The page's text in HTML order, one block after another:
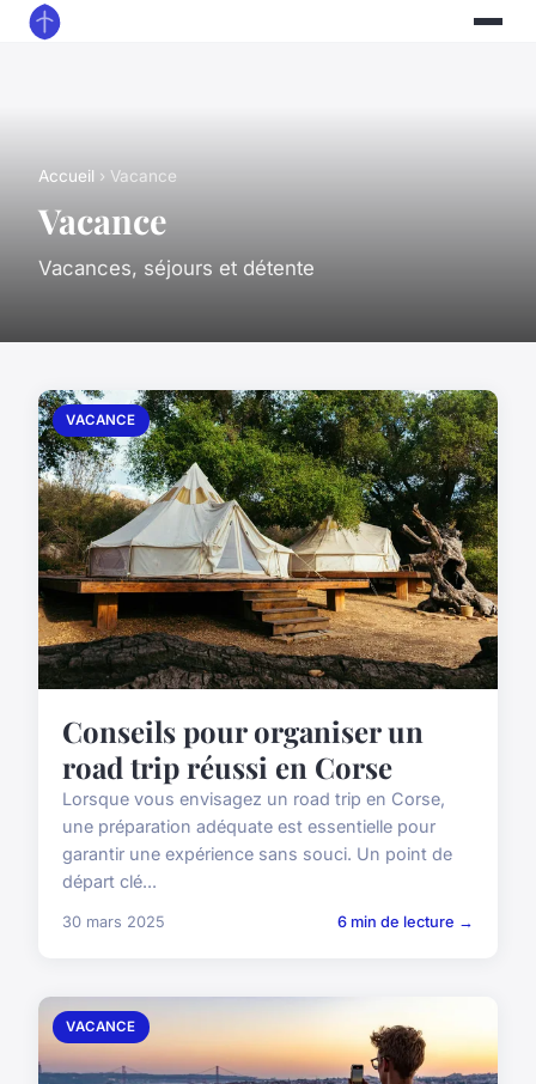
Accueil › Vacance
Vacance
Vacances, séjours et détente
VACANCE
Conseils pour organiser un
road trip réussi en Corse
Lorsque vous envisagez un road trip en Corse,
une préparation adéquate est essentielle pour
garantir une expérience sans souci. Un point de
départ clé...
30 mars 2025 6 min de lecture →
VACANCE